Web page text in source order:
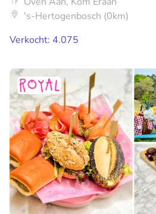
's-Hertogenbosch (0km)
Verkocht: 4.075